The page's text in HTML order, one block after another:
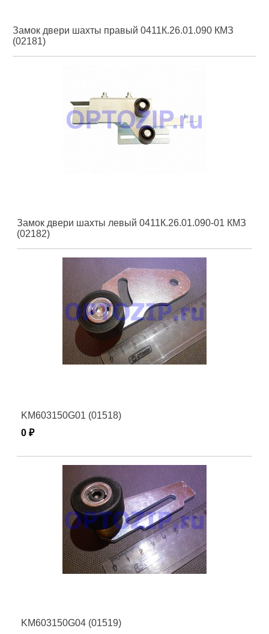
Замок двери шахты правый 0411К.26.01.090 КМЗ
(02181)
Замок двери шахты левый 0411К.26.01.090-01 КМЗ
(02182)
KM603150G01 (01518)
0 ₽
KM603150G04 (01519)